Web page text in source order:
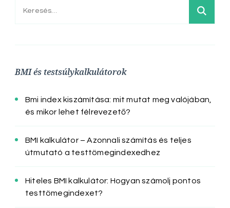
Keresés:
BMI és testsúlykalkulátorok
Bmi index kiszámítása: mit mutat meg valójában,
és mikor lehet félrevezető?
BMI kalkulátor – Azonnali számítás és teljes
útmutató a testtömegindexedhez
Hiteles BMI kalkulátor: Hogyan számolj pontos
testtömegindexet?